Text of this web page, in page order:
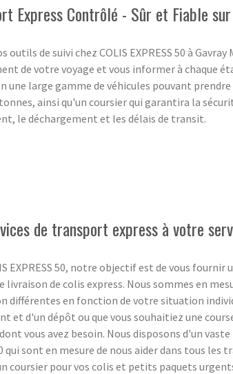
Express Contrôlé - Sûr et Fiable
outils de suivi chez COLIS EXPRESS 50 à
de votre voyage et vous informer à chaque
une large gamme de véhicules pouvant
ainsi qu'un coursier qui garantira la
le déchargement et les délais de transit.
de transport express à votre
EXPRESS 50, notre objectif est de vous
livraison de colis express. Nous sommes en
différentes en fonction de votre situation
et d'un dépôt ou que vous souhaitiez une
vous avez besoin. Nous disposons d'un
qui sont en mesure de nous aider dans tous les
coursier pour vos colis et petits paquets